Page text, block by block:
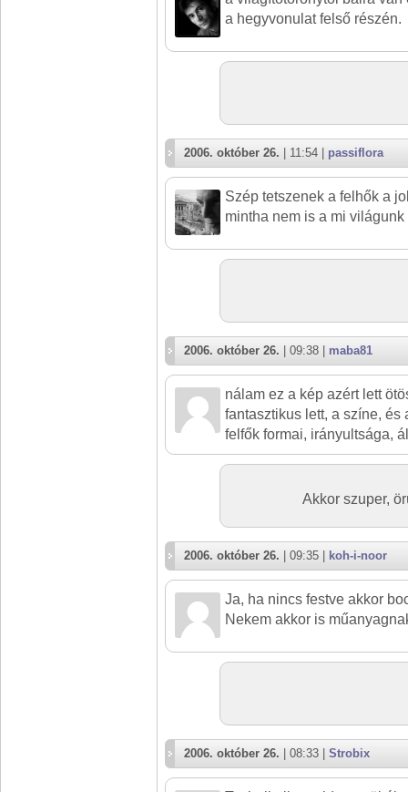
a hegyvonulat felső részén.
2006. október 26. | 11:54 | passiflora
Szép tetszenek a felhők a
mintha nem is a mi világunk
2006. október 26. | 09:38 | maba81
nálam ez a kép azért lett
fantasztikus lett, a színe, és
felfők formai, irányultsága,
Akkor szuper,
2006. október 26. | 09:35 | koh-i-noor
Ja, ha nincs festve akkor
Nekem akkor is
2006. október 26. | 08:33 | Strobix